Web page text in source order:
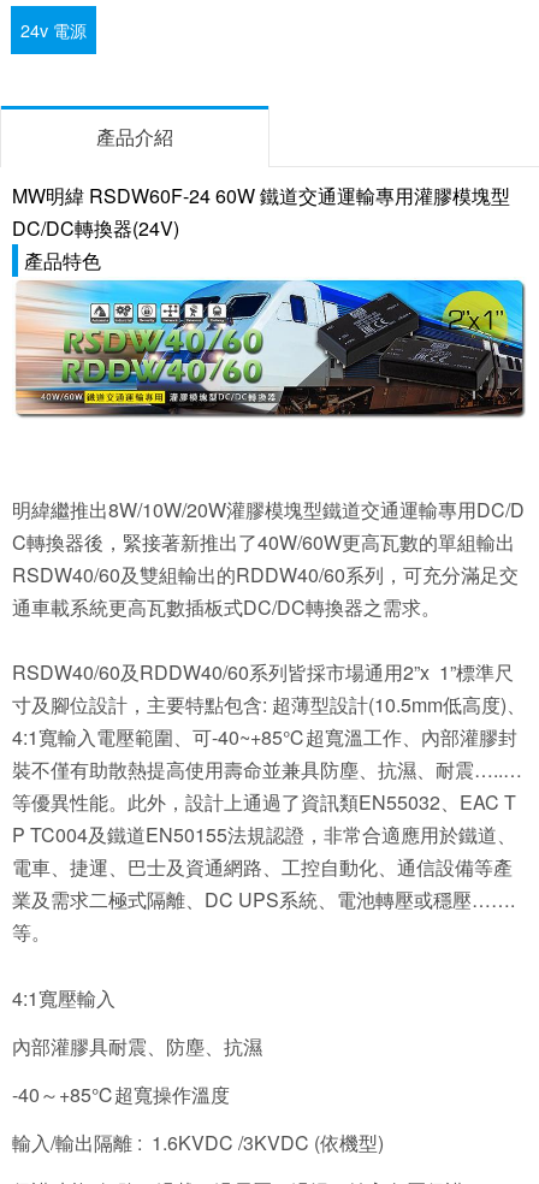
24v 電源
產品介紹
MW明緯 RSDW60F-24 60W 鐵道交通運輸專用灌膠模塊型
DC/DC轉換器(24V)
產品特色
明緯繼推出8W/10W/20W灌膠模塊型鐵道交通運輸專用DC/D
C轉換器後，緊接著新推出了40W/60W更高瓦數的單組輸出
RSDW40/60及雙組輸出的RDDW40/60系列，可充分滿足交
通車載系統更高瓦數插板式DC/DC轉換器之需求。
RSDW40/60及RDDW40/60系列皆採市場通用2”x 1”標準尺
寸及腳位設計，主要特點包含: 超薄型設計(10.5mm低高度)、
4:1寬輸入電壓範圍、可-40~+85℃超寬溫工作、內部灌膠封
裝不僅有助散熱提高使用壽命並兼具防塵、抗濕、耐震…..…
等優異性能。此外，設計上通過了資訊類EN55032、EAC T
P TC004及鐵道EN50155法規認證，非常合適應用於鐵道、
電車、捷運、巴士及資通網路、工控自動化、通信設備等產
業及需求二極式隔離、DC UPS系統、電池轉壓或穩壓…….
等。
4:1寬壓輸入
內部灌膠具耐震、防塵、抗濕
-40～+85℃超寬操作溫度
輸入/輸出隔離 : 1.6KVDC /3KVDC (依機型)